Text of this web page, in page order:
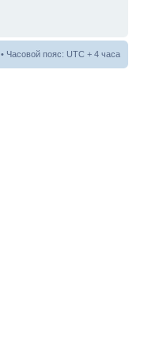
• Часовой пояс: UTC + 4 часа